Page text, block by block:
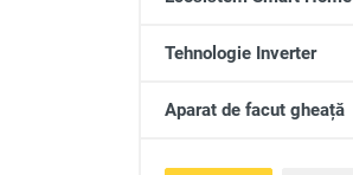
Tehnologie Inverter
Aparat de facut gheață